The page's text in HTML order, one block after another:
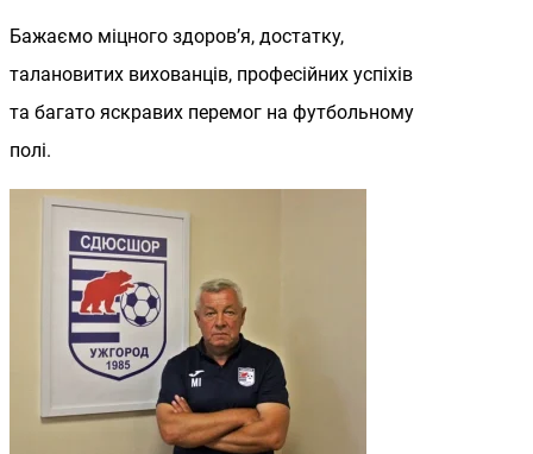
Бажаємо міцного здоров’я, достатку,
талановитих вихованців, професійних успіхів
та багато яскравих перемог на футбольному
полі.